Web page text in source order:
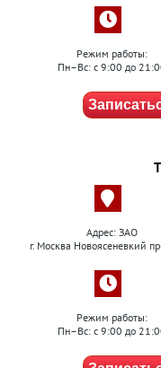
Режим работы:
Пн–Вс: с 9:00 до
Адрес: ЗАО
г. Москва Новоясеневкий
Режим работы:
Пн–Вс: с 9:00 до